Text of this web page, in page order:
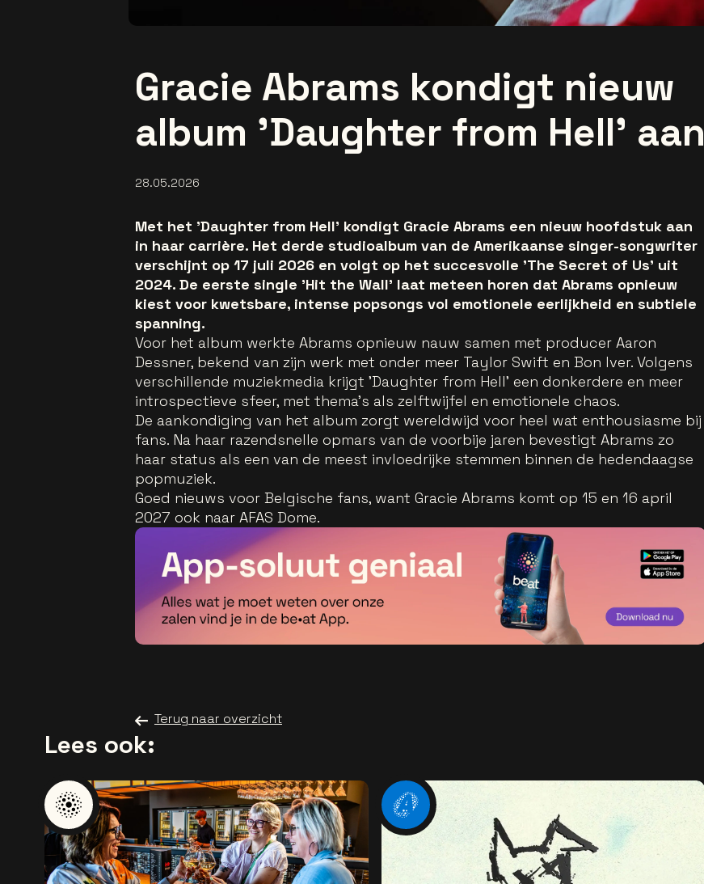
Gracie Abrams kondigt nieuw
album 'Daughter from Hell' aan
28.05.2026
Met het 'Daughter from Hell' kondigt Gracie Abrams een nieuw hoofdstuk aan
in haar carrière. Het derde studioalbum van de Amerikaanse singer-songwriter
verschijnt op 17 juli 2026 en volgt op het succesvolle 'The Secret of Us' uit
2024. De eerste single 'Hit the Wall' laat meteen horen dat Abrams opnieuw
kiest voor kwetsbare, intense popsongs vol emotionele eerlijkheid en subtiele
spanning.
Voor het album werkte Abrams opnieuw nauw samen met producer Aaron
Dessner, bekend van zijn werk met onder meer Taylor Swift en Bon Iver. Volgens
verschillende muziekmedia krijgt 'Daughter from Hell' een donkerdere en meer
introspectieve sfeer, met thema’s als zelftwijfel en emotionele chaos.
De aankondiging van het album zorgt wereldwijd voor heel wat enthousiasme bij
fans. Na haar razendsnelle opmars van de voorbije jaren bevestigt Abrams zo
haar status als een van de meest invloedrijke stemmen binnen de hedendaagse
popmuziek.
Goed nieuws voor Belgische fans, want Gracie Abrams komt op 15 en 16 april
2027 ook naar AFAS Dome.
Terug naar overzicht
Lees ook: